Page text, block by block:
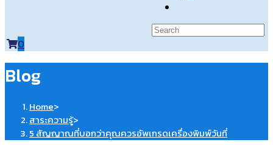
website
search
0
Blog
Home>
สาระความรู้>
5 สัญญาณที่บอกว่าคุณควรอัพเกรดเครื่องพิมพ์วันที่